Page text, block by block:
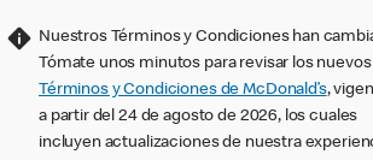
Nuestros Términos y Condiciones han
Tómate unos minutos para revisar los nuevos
Términos y Condiciones de McDonald’s,
a partir del 24 de agosto de 2026, los cuales
incluyen actualizaciones de nuestra